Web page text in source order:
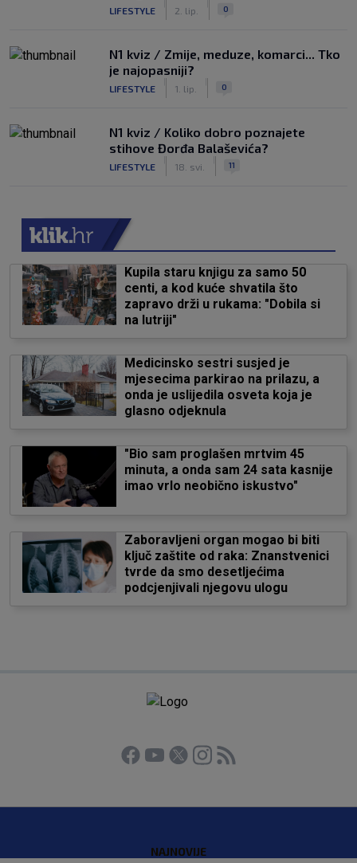
LIFESTYLE 2. lip. 0
N1 kviz / Zmije, meduze, komarci... Tko
je najopasniji?
LIFESTYLE 1. lip. 0
N1 kviz / Koliko dobro poznajete
stihove Đorđa Balaševića?
LIFESTYLE 18. svi. 11
Kupila staru knjigu za samo 50
centi, a kod kuće shvatila što
zapravo drži u rukama: "Dobila si
na lutriji"
Medicinsko sestri susjed je
mjesecima parkirao na prilazu, a
onda je uslijedila osveta koja je
glasno odjeknula
"Bio sam proglašen mrtvim 45
minuta, a onda sam 24 sata kasnije
imao vrlo neobično iskustvo"
Zaboravljeni organ mogao bi biti
ključ zaštite od raka: Znanstvenici
tvrde da smo desetljećima
podcjenjivali njegovu ulogu
NAJNOVIJE